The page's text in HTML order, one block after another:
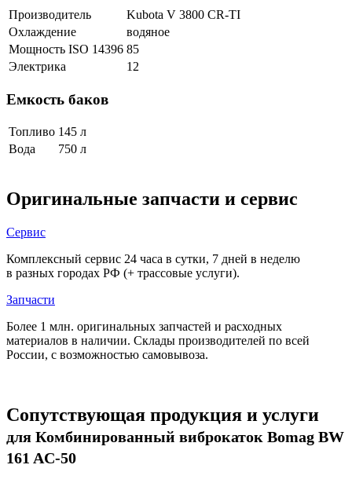
Производитель
Kubota V 3800 CR-TI
Охлаждение
водяное
Мощность ISO 14396 85
Электрика
12
Емкость баков
Топливо 145 л
Вода
750 л
Оригинальные запчасти и сервис
Сервис
Комплексный сервис 24 часа в сутки, 7 дней в неделю
в разных городах РФ (+ трассовые услуги).
Запчасти
Более 1 млн. оригинальных запчастей и расходных
материалов в наличии. Склады производителей по всей
России, с возможностью самовывоза.
Сопутствующая продукция и услуги
для Комбинированный виброкаток Bomag BW
161 AC-50